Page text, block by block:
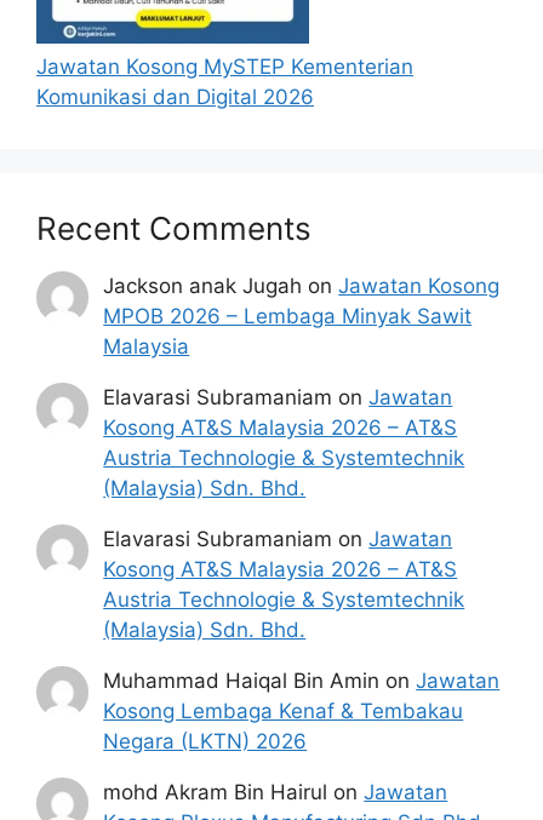
Jawatan Kosong MySTEP Kementerian
Komunikasi dan Digital 2026
Recent Comments
Jackson anak Jugah onJawatan Kosong
MPOB 2026 – Lembaga Minyak Sawit
Malaysia
Elavarasi Subramaniam onJawatan
Kosong AT&S Malaysia 2026 – AT&S
Austria Technologie & Systemtechnik
(Malaysia) Sdn. Bhd.
Elavarasi Subramaniam onJawatan
Kosong AT&S Malaysia 2026 – AT&S
Austria Technologie & Systemtechnik
(Malaysia) Sdn. Bhd.
Muhammad Haiqal Bin Amin onJawatan
Kosong Lembaga Kenaf & Tembakau
Negara (LKTN) 2026
mohd Akram Bin Hairul onJawatan